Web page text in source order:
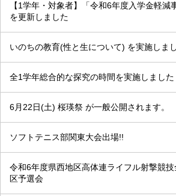
【1学年・対象者】「令和6年度入学金軽減
を更新しました
いのちの教育(性と生について) を実施しま
全1学年総合的な探究の時間を実施しました
6月22日(土) 桜瑛祭 が一般公開されます。
ソフトテニス部関東大会出場!!
令和6年度県西地区高体連ライフル射撃競
区予選会